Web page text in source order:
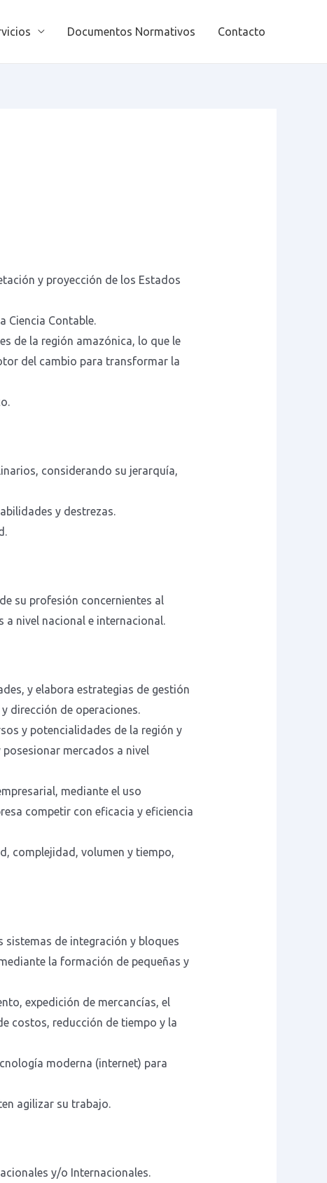
Documentos Normativos Contacto
y proyección de los Estados
Ciencia Contable.
de la región amazónica, lo que le
del cambio para transformar la
considerando su jerarquía,
y destrezas.
su profesión concernientes al
a nivel nacional e internacional.
y elabora estrategias de gestión
dirección de operaciones.
y potencialidades de la región y
mercados a nivel
mediante el uso
competir con eficacia y eficiencia
complejidad, volumen y tiempo,
sistemas de integración y bloques
la formación de pequeñas y
expedición de mercancías, el
costos, reducción de tiempo y la
moderna (internet) para
agilizar su trabajo.
y/o Internacionales.